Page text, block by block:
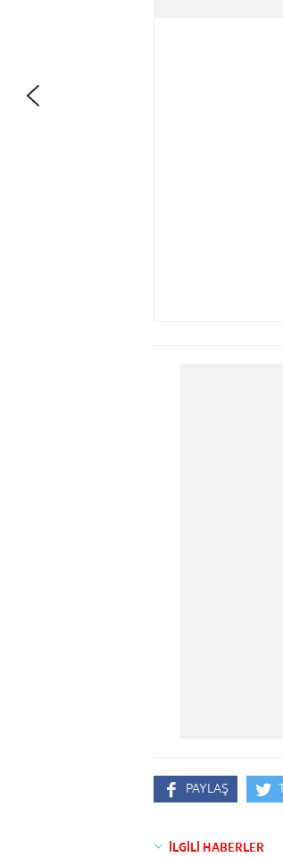
PAYLAŞ
İLGİLİ HABERLER